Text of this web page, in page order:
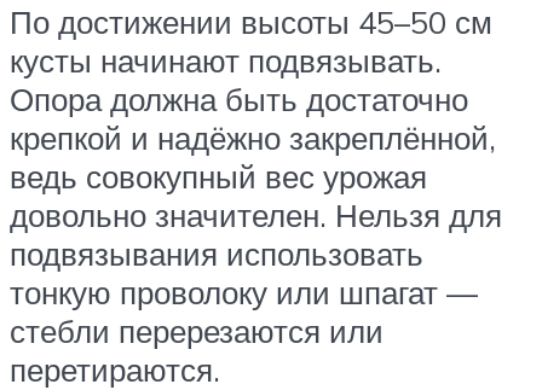
По достижении высоты 45–50 см
кусты начинают подвязывать.
Опора должна быть достаточно
крепкой и надёжно закреплённой,
ведь совокупный вес урожая
довольно значителен. Нельзя для
подвязывания использовать
тонкую проволоку или шпагат —
стебли перерезаются или
перетираются.